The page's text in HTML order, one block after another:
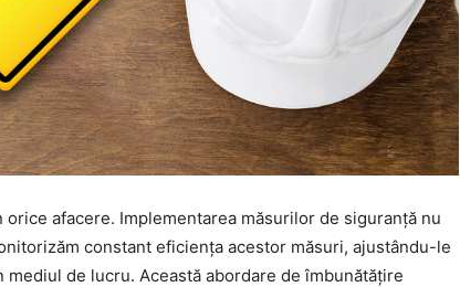
afacere. Implementarea măsurilor de siguranță nu
constant eficiența acestor măsuri, ajustându-le
de lucru. Această abordare de îmbunătățire